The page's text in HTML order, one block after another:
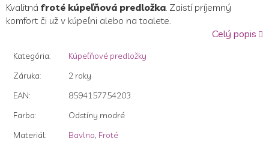
produktu
je
hviezdičiek.
Kvalitná froté kúpeľňová predložka . Zaistí príjemný
komfort či už v kúpeľni alebo na toalete.
Celý popis
Kategória:
Kúpeľňové predložky
Záruka:
2 roky
EAN:
8594157754203
Farba:
Odstíny modré
Materiál: Bavlna, Froté